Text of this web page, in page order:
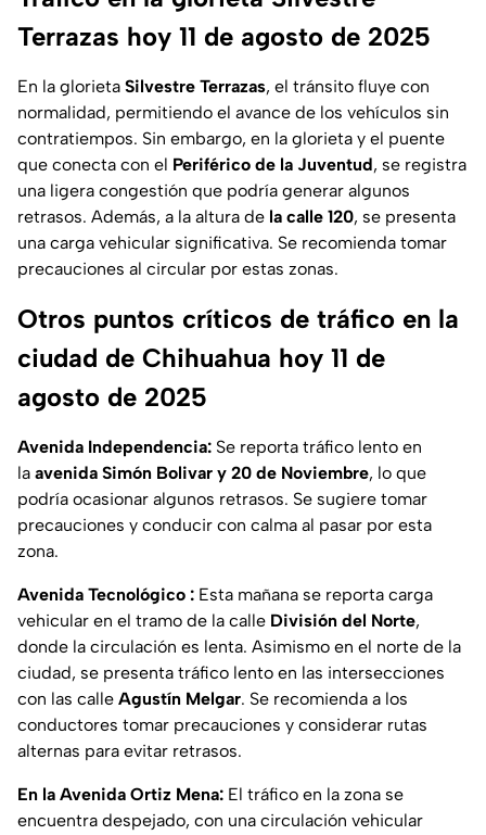
Terrazas hoy 11 de agosto de 2025
En la glorieta Silvestre Terrazas, el tránsito fluye con
normalidad, permitiendo el avance de los vehículos sin
contratiempos. Sin embargo, en la glorieta y el puente
que conecta con el Periférico de la Juventud, se registra
una ligera congestión que podría generar algunos
retrasos. Además, a la altura de la calle 120, se presenta
una carga vehicular significativa. Se recomienda tomar
precauciones al circular por estas zonas.
Otros puntos críticos de tráfico en la
ciudad de Chihuahua hoy 11 de
agosto de 2025
Avenida Independencia: Se reporta tráfico lento en
la avenida Simón Bolivar y 20 de Noviembre, lo que
podría ocasionar algunos retrasos. Se sugiere tomar
precauciones y conducir con calma al pasar por esta
zona.
Avenida Tecnológico : Esta mañana se reporta carga
vehicular en el tramo de la calle División del Norte,
donde la circulación es lenta. Asimismo en el norte de la
ciudad, se presenta tráfico lento en las intersecciones
con las calle Agustín Melgar. Se recomienda a los
conductores tomar precauciones y considerar rutas
alternas para evitar retrasos.
En la Avenida Ortiz Mena: El tráfico en la zona se
encuentra despejado, con una circulación vehicular